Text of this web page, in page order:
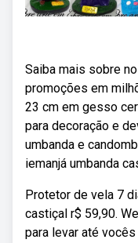
Saiba mais sobre
promoções em
23 cm em gesso
para decoração e
umbanda e
iemanjá umbanda
Protetor de vela 7
castiçal r$ 59,90.
para levar até